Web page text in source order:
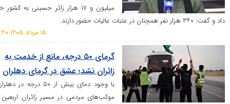
میلیون و ۱۷ هزار زائر حسینی به کشور خبر
دارند.
گرمای ۵۰ درجه، مانع از خدمت به
زائران نشد؛ عشق در گرمای دهلران
با وجود دمای بیش از ۵۰ درجه در دهلران،
موکب‌های مردمی در مسیر زائران اربعین با